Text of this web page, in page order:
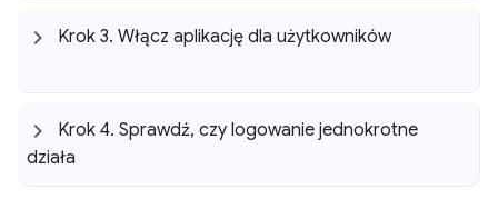
Krok 3. Włącz aplikację dla użytkowników
Krok 4. Sprawdź, czy logowanie jednokrotne
działa